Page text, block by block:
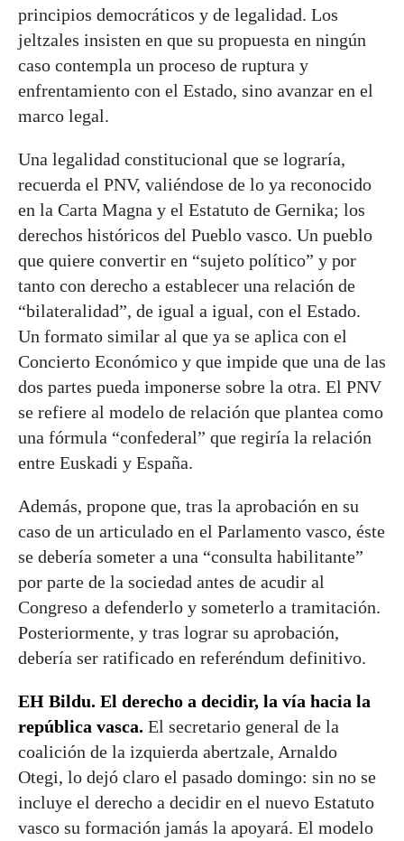
principios democráticos y de legalidad. Los
jeltzales insisten en que su propuesta en ningún
caso contempla un proceso de ruptura y
enfrentamiento con el Estado, sino avanzar en el
marco legal.
Una legalidad constitucional que se lograría,
recuerda el PNV, valiéndose de lo ya reconocido
en la Carta Magna y el Estatuto de Gernika; los
derechos históricos del Pueblo vasco. Un pueblo
que quiere convertir en “sujeto político” y por
tanto con derecho a establecer una relación de
“bilateralidad”, de igual a igual, con el Estado.
Un formato similar al que ya se aplica con el
Concierto Económico y que impide que una de las
dos partes pueda imponerse sobre la otra. El PNV
se refiere al modelo de relación que plantea como
una fórmula “confederal” que regiría la relación
entre Euskadi y España.
Además, propone que, tras la aprobación en su
caso de un articulado en el Parlamento vasco, éste
se debería someter a una “consulta habilitante”
por parte de la sociedad antes de acudir al
Congreso a defenderlo y someterlo a tramitación.
Posteriormente, y tras lograr su aprobación,
debería ser ratificado en referéndum definitivo.
EH Bildu. El derecho a decidir, la vía hacia la
república vasca. El secretario general de la
coalición de la izquierda abertzale, Arnaldo
Otegi, lo dejó claro el pasado domingo: sin no se
incluye el derecho a decidir en el nuevo Estatuto
vasco su formación jamás la apoyará. El modelo